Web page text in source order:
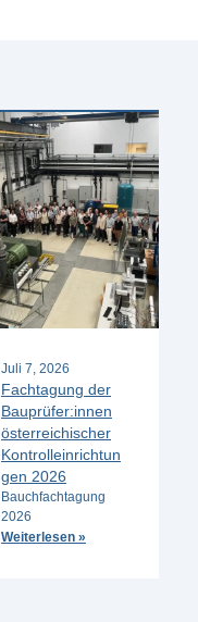
Juli 7, 2026
Fachtagung der
Bauprüfer:innen
österreichischer
Kontrolleinrichtun
gen 2026
Bauchfachtagung
2026
Weiterlesen »